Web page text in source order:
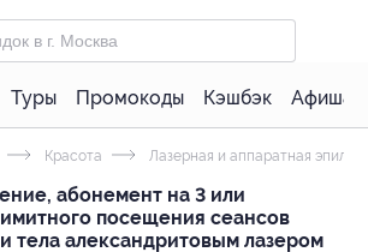
Туры Промокоды Кэшбэк Афиша
Красота Лазерная и аппаратная
абонемент на 3 или
посещения сеансов
тела александритовым лазером